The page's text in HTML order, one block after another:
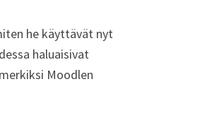
he käyttävät nyt
haluaisivat
Moodlen